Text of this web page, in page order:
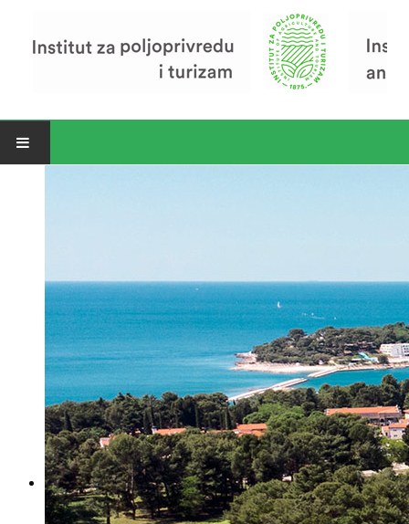
Zavod za poljoprivredu i prehranu
Zavod za ekonomiku i razvoj poljoprivrede
Zavod za turizam
Pokusno poljoprivredno imanje
Zaposlenici
Euraxess
Misija i vizija
Upravno Vijeće
Rad Upravnog vijeća
Znanstveno Vijeće
Rad Znanstvenog vijeća
Etičko povjerenstvo